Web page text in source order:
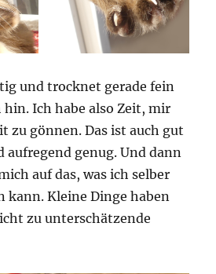
und trocknet gerade fein
hin. Ich habe also Zeit, mir
zu gönnen. Das ist auch gut
aufregend genug. Und dann
auf das, was ich selber
kann. Kleine Dinge haben
zu unterschätzende